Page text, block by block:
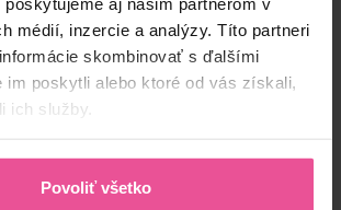
médií, inzercie a analýzy. Títo partneri
skombinovať s ďalšími
im poskytli alebo ktoré od vás získali,
ich služby.
Povoliť všetko